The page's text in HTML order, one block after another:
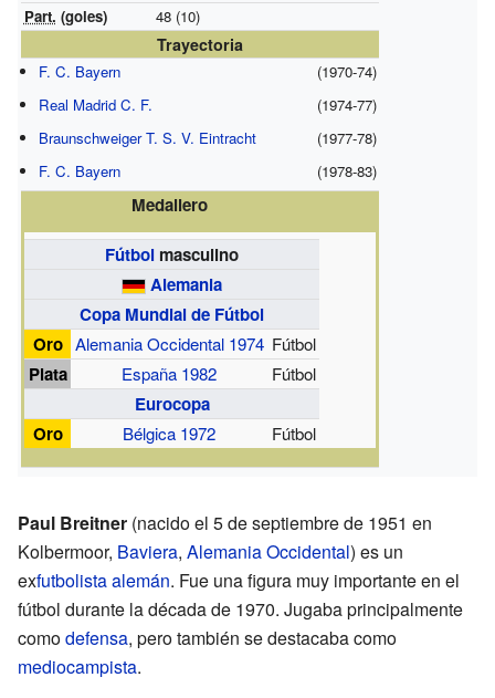
Part. (goles) 48 (10)
Trayectoria
F. C. Bayern
(1970-74)
Real Madrid C. F.
(1974-77)
Braunschweiger T. S. V. Eintracht
(1977-78)
F. C. Bayern
(1978-83)
Medallero
Fútbol masculino
Alemania
Copa Mundial de Fútbol
Oro Alemania Occidental 1974 Fútbol
Plata España 1982 Fútbol
Eurocopa
Oro
Bélgica 1972 Fútbol
Paul Breitner (nacido el 5 de septiembre de 1951 en
Kolbermoor, Baviera, Alemania Occidental) es un
exfutbolistaalemán. Fue una figura muy importante en el
fútbol durante la década de 1970. Jugaba principalmente
comodefensa, pero también se destacaba como
mediocampista.